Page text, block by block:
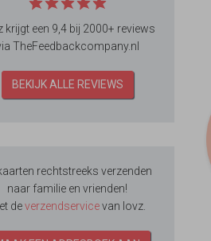
krijgt een 9,4 bij 2000+ reviews
TheFeedbackcompany.nl
BEKIJK ALLE REVIEWS
rechtstreeks verzenden
naar familie en vrienden!
deverzendservicevan lovz.